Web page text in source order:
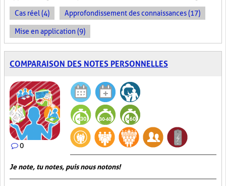
Cas réel (4) Approfondissement des connaissances (17)
Mise en application (9)
COMPARAISON DES NOTES PERSONNELLES
0
Je note, tu notes, puis nous notons!